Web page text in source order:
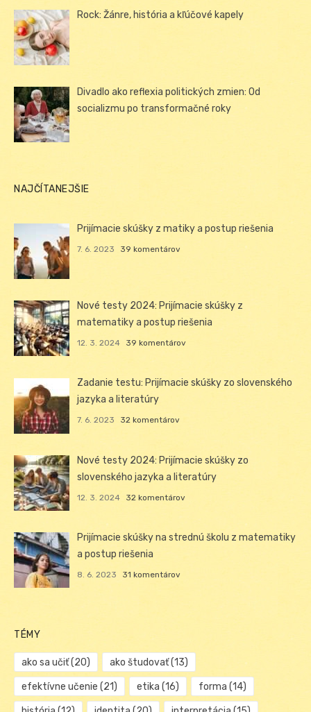
Rock: Žánre, história a kľúčové kapely
Divadlo ako reflexia politických zmien: Od
socializmu po transformačné roky
NAJČÍTANEJŠIE
Prijímacie skúšky z matiky a postup riešenia
7. 6. 2023 39 komentárov
Nové testy 2024: Prijímacie skúšky z
matematiky a postup riešenia
12. 3. 2024 39 komentárov
Zadanie testu: Prijímacie skúšky zo slovenského
jazyka a literatúry
7. 6. 2023 32 komentárov
Nové testy 2024: Prijímacie skúšky zo
slovenského jazyka a literatúry
12. 3. 2024 32 komentárov
Prijímacie skúšky na strednú školu z matematiky
a postup riešenia
8. 6. 2023 31 komentárov
TÉMY
ako sa učiť(20) ako študovať(13)
efektívne učenie (21) etika (16) forma (14)